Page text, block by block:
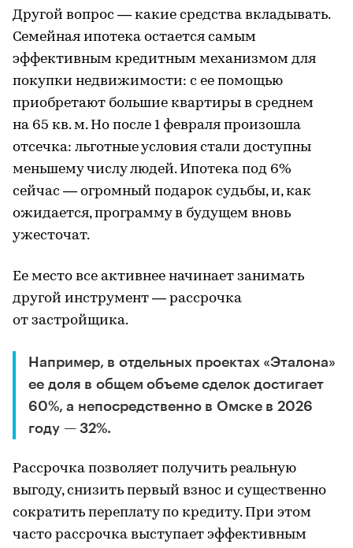
Другой вопрос — какие средства вкладывать.
Семейная ипотека остается самым
эффективным кредитным механизмом для
покупки недвижимости: с ее помощью
приобретают большие квартиры в среднем
на 65 кв. м. Но после 1 февраля произошла
отсечка: льготные условия стали доступны
меньшему числу людей. Ипотека под 6%
сейчас — огромный подарок судьбы, и, как
ожидается, программу в будущем вновь
ужесточат.
Ее место все активнее начинает занимать
другой инструмент — рассрочка
от застройщика.
Например, в отдельных проектах «Эталона»
ее доля в общем объеме сделок достигает
60%, а непосредственно в Омске в 2026
году — 32%.
Рассрочка позволяет получить реальную
выгоду, снизить первый взнос и существенно
сократить переплату по кредиту. При этом
часто рассрочка выступает эффективным